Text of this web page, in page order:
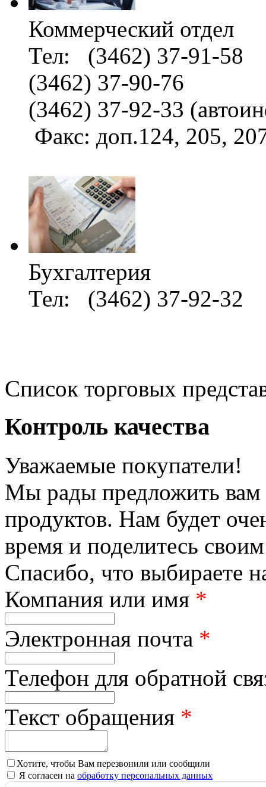
Коммерческий отдел
Тел: (3462) 37-91-58
(3462) 37-90-76
(3462) 37-92-33
Факс: доп.124, 205,
Бухгалтерия
Тел: (3462) 37-92-32
Список торговых
Контроль качества
Уважаемые покупатели!
Мы рады предложить вам
продуктов. Нам будет
время и поделитесь
Спасибо, что выбираете
Компания или имя *
Электронная почта *
Телефон для обратной
Текст обращения *
Хотите, чтобы Вам перезвонили или сообщили
Я согласен на обработку персональных данных